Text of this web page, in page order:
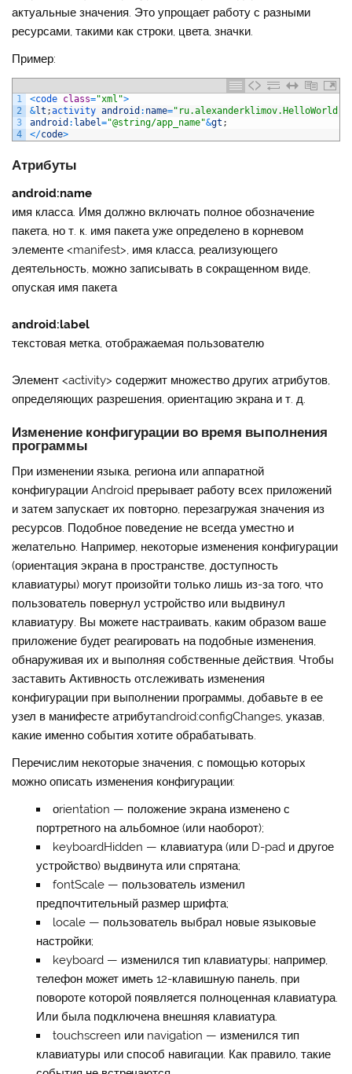
актуальные значения. Это упрощает работу с разными
ресурсами, такими как строки, цвета, значки.
Пример:
1
2
3
4
<code class="xml">
&lt ;activity android : name=
android : label="@string/app_name"&gt ;
</code>
Атрибуты
android:name
имя класса. Имя должно включать полное обозначение
пакета, но т. к. имя пакета уже определено в корневом
элементе <manifest>, имя класса, реализующего
деятельность, можно записывать в сокращенном виде,
опуская имя пакета
android:label
текстовая метка, отображаемая пользователю
Элемент <activity> содержит множество других атрибутов,
определяющих разрешения, ориентацию экрана и т. д.
Изменение конфигурации во время выполнения
программы
При изменении языка, региона или аппаратной
конфигурации Android прерывает работу всех приложений
и затем запускает их повторно, перезагружая значения из
ресурсов. Подобное поведение не всегда уместно и
желательно. Например, некоторые изменения конфигурации
(ориентация экрана в пространстве, доступность
клавиатуры) могут произойти только лишь из-за того, что
пользователь повернул устройство или выдвинул
клавиатуру. Вы можете настраивать, каким образом ваше
приложение будет реагировать на подобные изменения,
обнаруживая их и выполняя собственные действия. Чтобы
заставить Активность отслеживать изменения
конфигурации при выполнении программы, добавьте в ее
узел в манифесте атрибутandroid:configChanges , указав,
какие именно события хотите обрабатывать.
Перечислим некоторые значения, с помощью которых
можно описать изменения конфигурации:
оrientation — положение экрана изменено с
портретного на альбомное (или наоборот);
keyboardHidden — клавиатура (или D-pad и другое
устройство) выдвинута или спрятана;
fontScale— пользователь изменил
предпочтительный размер шрифта;
locale— пользователь выбрал новые языковые
настройки;
keyboard— изменился тип клавиатуры; например,
телефон может иметь 12-клавишную панель, при
повороте которой появляется полноценная клавиатура.
Или была подключена внешняя клавиатура.
touchscreen или navigation — изменился тип
клавиатуры или способ навигации. Как правило, такие